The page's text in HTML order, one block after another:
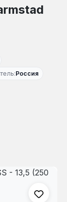
Россия